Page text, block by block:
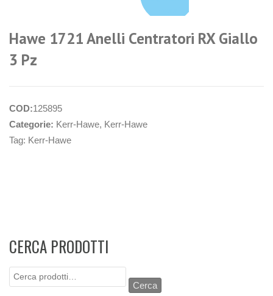
Hawe 1721 Anelli Centratori RX Giallo
3 Pz
COD:125895
Categorie: Kerr-Hawe, Kerr-Hawe
Tag: Kerr-Hawe
CERCA PRODOTTI
Cerca:
Cerca